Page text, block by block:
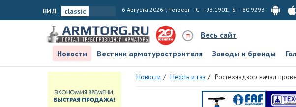
вид 6 Августа 2026г, Четверг € — 93.1901, $ — 80.9293
Весь сайт
Новости
Вестник арматуростроителя Заводы и бренды
Новости Нефть и газ Ростехнадзор начал